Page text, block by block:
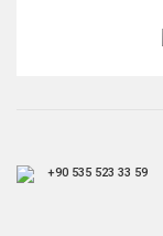
+90 535 523 33 59